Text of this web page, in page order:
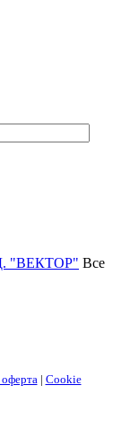
"ВЕКТОР" Все
| Cookie